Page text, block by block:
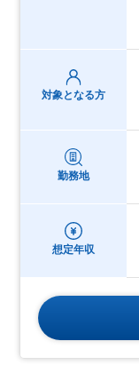
対象となる方
勤務地
想定年収